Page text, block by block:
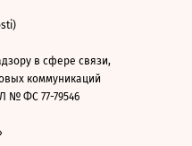
в сфере связи,
коммуникаций
№ ФС 77-79546